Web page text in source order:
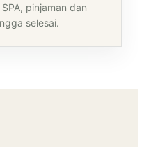
pinjaman dan
selesai.